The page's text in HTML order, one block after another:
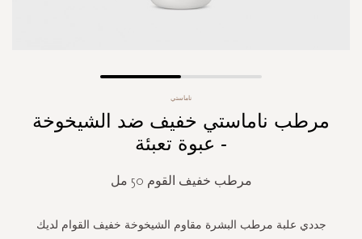
beginning
ناماستي
مرطب ناماستي خفيف ضد الشيخوخة
- عبوة تعبئة
مرطب خفيف القوم 50 مل
جددي علبة مرطب البشرة مقاوم الشيخوخة خفيف القوام لديك